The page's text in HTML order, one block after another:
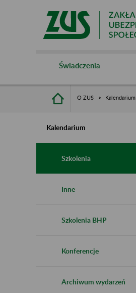
Świadczenia
O ZUS Kalendarium
Kalendarium
Szkolenia
Inne
Szkolenia BHP
Konferencje
Archiwum wydarzeń